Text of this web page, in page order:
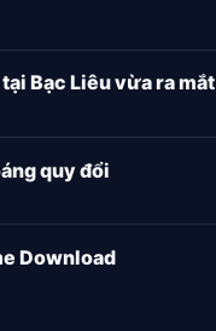
Bạc Liêu vừa ra mắt
quy đổi
Download